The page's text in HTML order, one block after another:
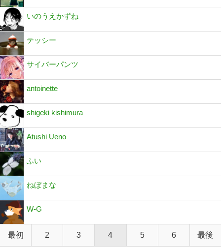
いのうえかずね
テッシー
サイバーパンツ
antoinette
shigeki kishimura
Atushi Ueno
ふい
ねぼまな
W-G
最初 2 3 4 5 6 最後